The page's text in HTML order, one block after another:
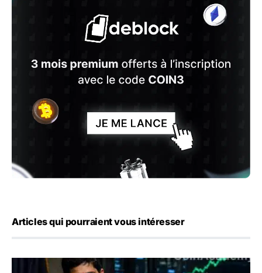
Articles qui pourraient vous intéresser
Emploi américain : 23 000 postes détruits en juillet, les